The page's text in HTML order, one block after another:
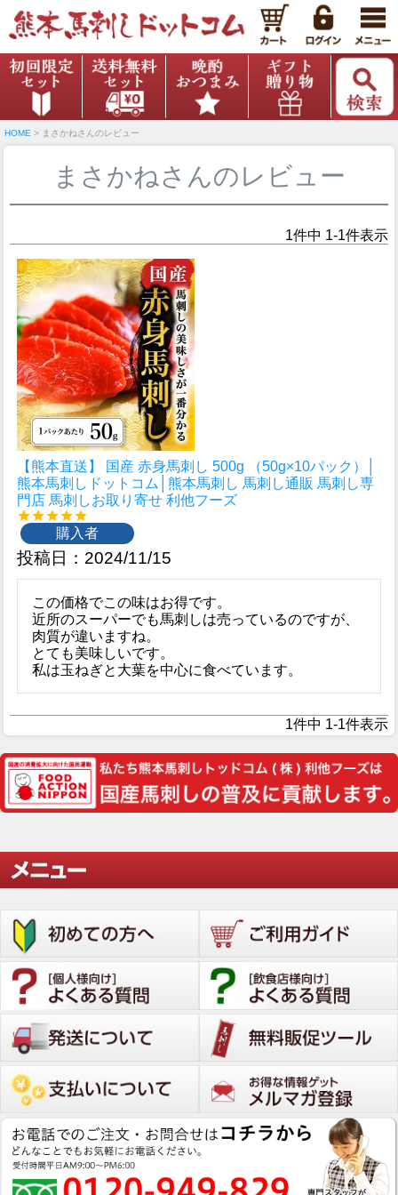
HOME まさかねさんのレビュー
まさかねさんのレビュー
1件中 1-1件表示
【熊本直送】 国産 赤身馬刺し 500g （50g×10パック）│
熊本馬刺しドットコム│熊本馬刺し 馬刺し通販 馬刺し専
門店 馬刺しお取り寄せ 利他フーズ
購入者
投稿日 2024/11/15
この価格でこの味はお得です。
近所のスーパーでも馬刺しは売っているのですが、
肉質が違いますね。
とても美味しいです。
私は玉ねぎと大葉を中心に食べています。
1件中 1-1件表示